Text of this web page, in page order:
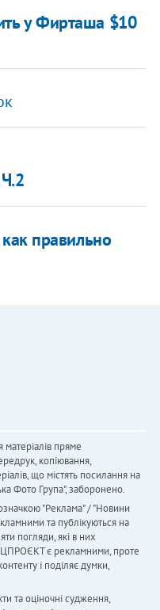
у Фирташа $10
правильно
матеріалів пряме
копіювання,
що містять посилання на
Фото Група", заборонено.
"Реклама" / "Новини
та публікуються на
погляди, які в них
є рекламними, проте
і поділяє думки,
та оціночні судження,